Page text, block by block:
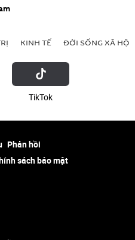
KINH TẾ ĐỜI SỐNG XÃ HỘI
ТikТоk
Phản hồi
sách bảo mật